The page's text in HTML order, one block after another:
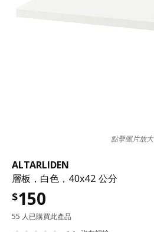
ALTARLIDEN
層板，白色，40x42 公分
$150
55 人已購買此產品
點擊圖片放大